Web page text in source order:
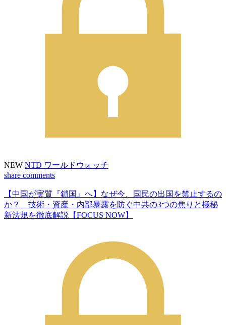
NEW NTD ワールドウォッチ
share comments
【中国が実質『鎖国』へ】なぜ今、国民の出国を禁止するの
か？ 技術・資産・内部暴露を防ぐ中共の3つの焦りと極秘
新法規を徹底解説【FOCUS NOW】